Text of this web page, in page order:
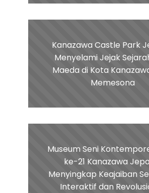
Kanazawa Castle Park
Menyelami Jejak
Maeda di Kota
Memesona
Museum Seni
ke-21 Kanazawa
Menyingkap Keajaiban
Interaktif dan